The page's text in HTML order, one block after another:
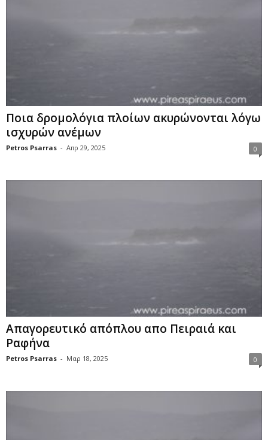
Ποια δρομολόγια πλοίων ακυρώνονται λόγω
ισχυρών ανέμων
Petros Psarras - Απρ 29, 2025 0
Απαγορευτικό απόπλου απο Πειραιά και
Ραφήνα
Petros Psarras - Μαρ 18, 2025 0